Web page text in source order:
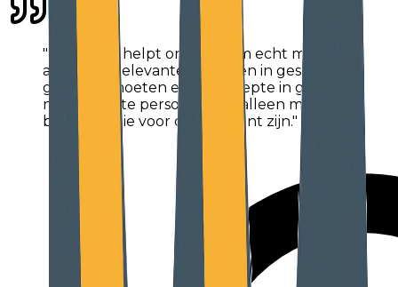
"Matchday helpt ons erbij om echt met
alleen die relevante personen in gesprek te
gaan. Wij moeten echt de diepte in gaan
met de juiste personen van alleen maar die
bedrijven die voor ons relevant zijn."